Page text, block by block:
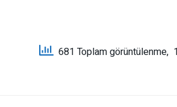
681 Toplam görüntülenme,